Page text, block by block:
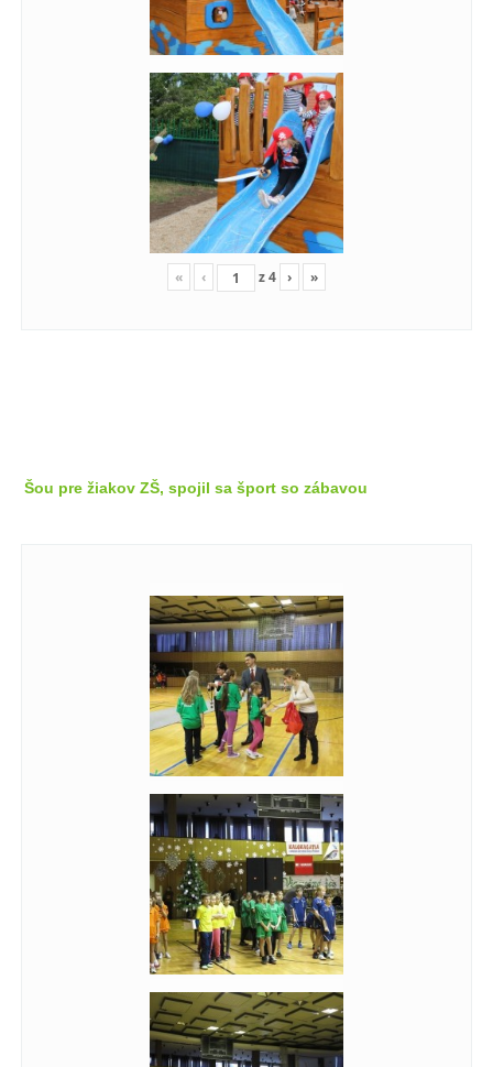
« ‹ z4 › »
Šou pre žiakov ZŠ, spojil sa šport so zábavou